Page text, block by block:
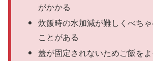
がかかる
炊飯時の水加減が難しくべち
ことがある
蓋が固定されないためご飯を